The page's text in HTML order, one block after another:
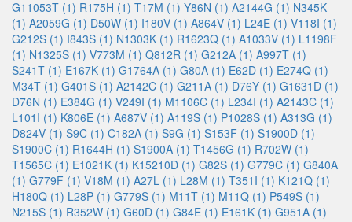
G11053T (1) R175H (1) T17M (1) Y86N (1) A2144G (1) N345K
(1) A2059G (1) D50W (1) I180V (1) A864V (1) L24E (1) V118I (1)
G212S (1) I843S (1) N1303K (1) R1623Q (1) A1033V (1) L1198F
(1) N1325S (1) V773M (1) Q812R (1) G212A (1) A997T (1)
S241T (1) E167K (1) G1764A (1) G80A (1) E62D (1) E274Q (1)
M34T (1) G401S (1) A2142C (1) G211A (1) D76Y (1) G1631D (1)
D76N (1) E384G (1) V249I (1) M1106C (1) L234I (1) A2143C (1)
L101I (1) K806E (1) A687V (1) A119S (1) P1028S (1) A313G (1)
D824V (1) S9C (1) C182A (1) S9G (1) S153F (1) S1900D (1)
S1900C (1) R1644H (1) S1900A (1) T1456G (1) R702W (1)
T1565C (1) E1021K (1) K15210D (1) G82S (1) G779C (1) G840A
(1) G779F (1) V18M (1) A27L (1) L28M (1) T351I (1) K121Q (1)
H180Q (1) L28P (1) G779S (1) M11T (1) M11Q (1) P549S (1)
N215S (1) R352W (1) G60D (1) G84E (1) E161K (1) G951A (1)